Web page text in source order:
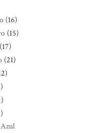
(16)
(15)
(17)
(21)